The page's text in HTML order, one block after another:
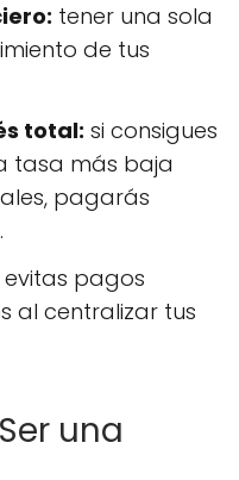
tener una sola
de tus
total: si consigues
tasa más baja
pagarás
evitas pagos
al centralizar tus
una